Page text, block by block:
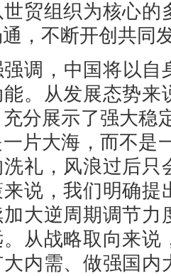
贸组织为核心的
，不断开创共同
强调，中国将以自
能。从发展态势
分展示了强大稳
片大海，而不是
礼，风浪过后只
说，我们明确提
大逆周期调节力
从战略取向来说
内需、做强国内